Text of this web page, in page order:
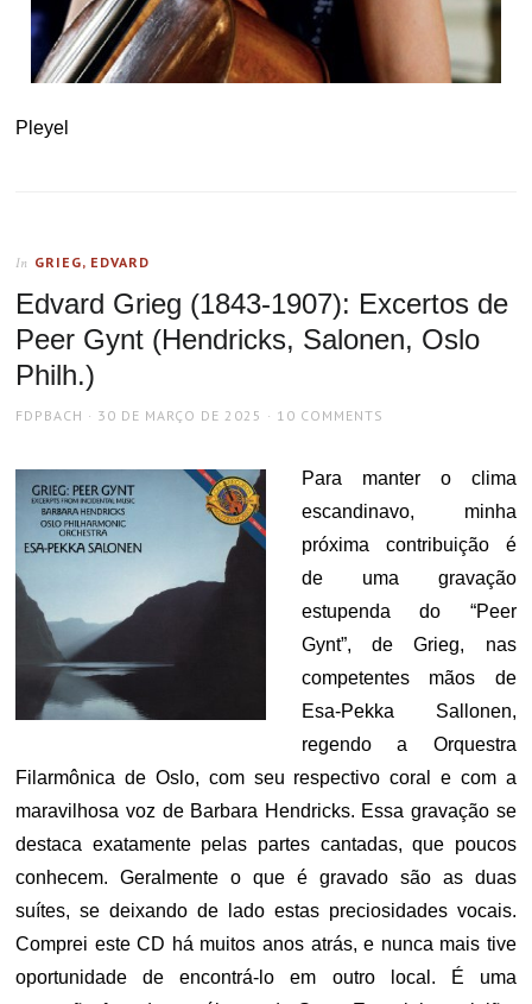
Pleyel
In GRIEG, EDVARD
Edvard Grieg (1843-1907): Excertos de
Peer Gynt (Hendricks, Salonen, Oslo
Philh.)
AUTHOR
FDPBACH
POSTED
30 DE MARÇO DE 2025 10 COMMENTS
Para manter o clima
escandinavo, minha
próxima contribuição é
de uma gravação
estupenda do “Peer
Gynt”, de Grieg, nas
competentes mãos de
Esa-Pekka Sallonen,
regendo a Orquestra
Filarmônica de Oslo, com seu respectivo coral e com a
maravilhosa voz de Barbara Hendricks. Essa gravação se
destaca exatamente pelas partes cantadas, que poucos
conhecem. Geralmente o que é gravado são as duas
suítes, se deixando de lado estas preciosidades vocais.
Comprei este CD há muitos anos atrás, e nunca mais tive
oportunidade de encontrá-lo em outro local. É uma